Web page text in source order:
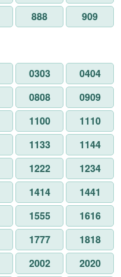
888
909
0303
0404
0808
0909
1100
1110
1133
1144
1222
1234
1414
1441
1555
1616
1777
1818
2002
2020